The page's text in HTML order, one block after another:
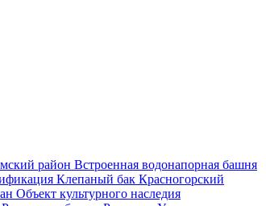
район Встроенная водонапорная башня
Клепаный бак Красногорский
Объект культурного наследия